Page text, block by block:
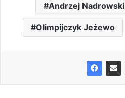
Andrzej Nadrowski
Olimpijczyk Jeżewo